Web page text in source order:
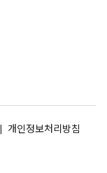
개인정보처리방침